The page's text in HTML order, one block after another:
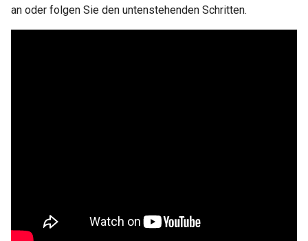
an oder folgen Sie den untenstehenden Schritten.